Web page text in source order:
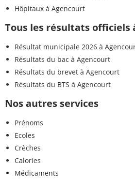
Hôpitaux à Agencourt
Tous les résultats officiels
Résultat municipale 2026 à
Résultats du bac à Agencourt
Résultats du brevet à Agencourt
Résultats du BTS à Agencourt
Nos autres services
Prénoms
Ecoles
Crèches
Calories
Médicaments